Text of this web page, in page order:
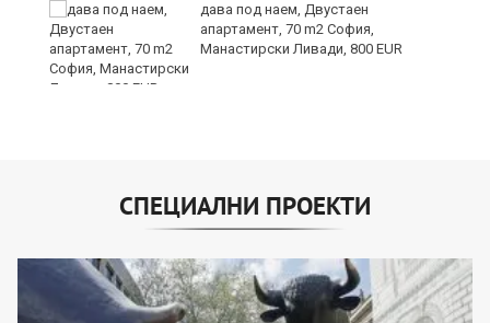
дава под наем, Двустаен
апартамент, 70 m2 София,
Манастирски Ливади, 800 EUR
СПЕЦИАЛНИ ПРОЕКТИ